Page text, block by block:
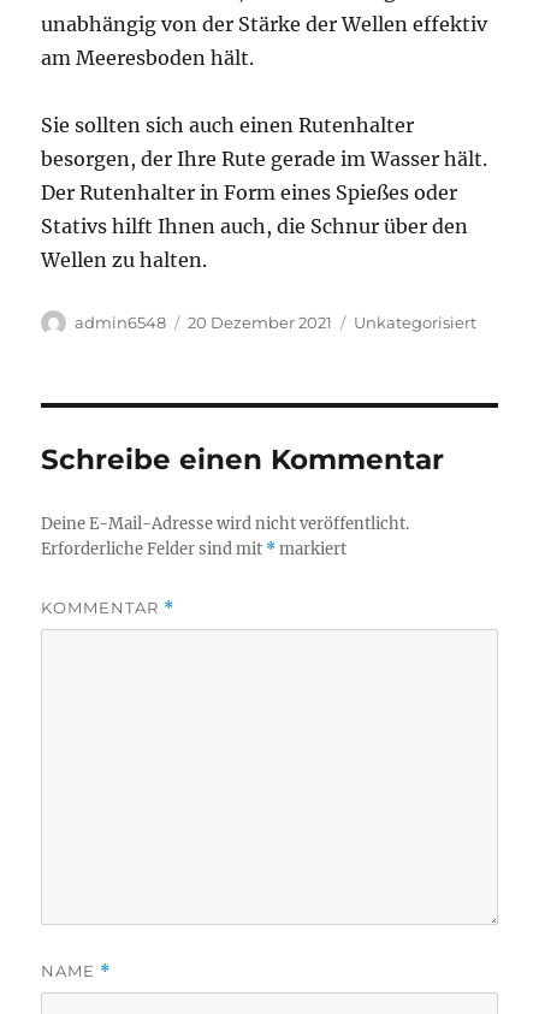
unabhängig von der Stärke der Wellen effektiv
am Meeresboden hält.
Sie sollten sich auch einen Rutenhalter
besorgen, der Ihre Rute gerade im Wasser hält.
Der Rutenhalter in Form eines Spießes oder
Stativs hilft Ihnen auch, die Schnur über den
Wellen zu halten.
Autor
admin6548
Veröffentlicht
20 Dezember 2021 Kategorien
Unkategorisiert
Schreibe einen Kommentar
Deine E-Mail-Adresse wird nicht veröffentlicht.
Erforderliche Felder sind mit *markiert
KOMMENTAR *
NAME *